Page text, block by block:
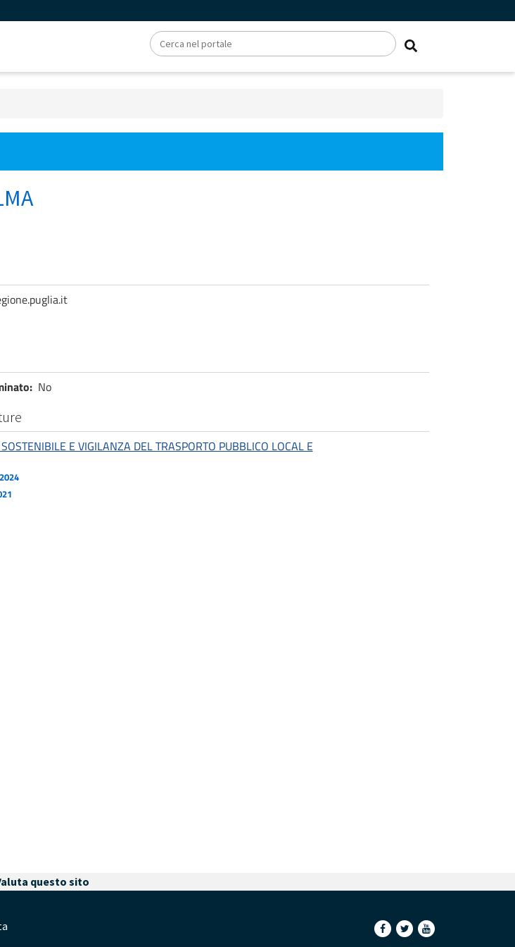
No
E VIGILANZA DEL TRASPORTO PUBBLICO LOCAL E
questo sito